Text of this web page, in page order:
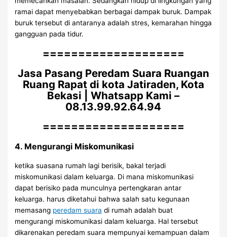
ramai dapat menyebabkan berbagai dampak buruk. Dampak
buruk tersebut di antaranya adalah stres, kemarahan hingga
gangguan pada tidur.
====================
Jasa Pasang Peredam Suara Ruangan
Ruang Rapat di kota Jatiraden, Kota
Bekasi | Whatsapp Kami –
08.13.99.92.64.94
====================
4. Mengurangi Miskomunikasi
ketika suasana rumah lagi berisik, bakal terjadi
miskomunikasi dalam keluarga. Di mana miskomunikasi
dapat berisiko pada munculnya pertengkaran antar
keluarga. harus diketahui bahwa salah satu kegunaan
memasang peredam suara di rumah adalah buat
mengurangi miskomunikasi dalam keluarga. Hal tersebut
dikarenakan peredam suara mempunyai kemampuan dalam